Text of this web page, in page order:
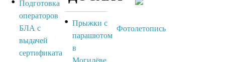
Подготовка
операторов
БЛА с
выдачей
сертификата
Прыжки с
парашютом
в
Могилёве
Фотолетопись